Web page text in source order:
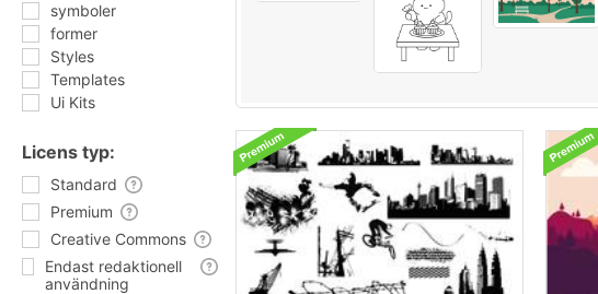
symboler
former
Styles
Templates
Ui Kits
Licens typ:
Standard
Premium
Creative Commons
Endast redaktionell
användning